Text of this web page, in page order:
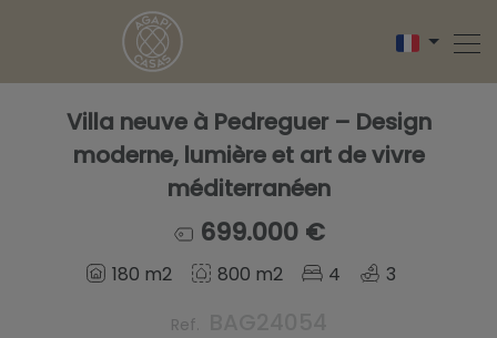
Villa neuve à Pedreguer – Design
moderne, lumière et art de vivre
méditerranéen
699.000 €
180 m2 800 m2 4 3
Ref.